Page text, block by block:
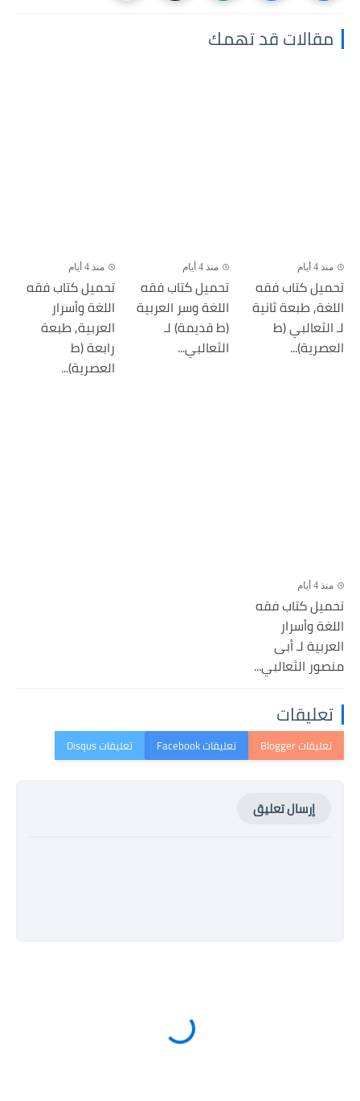
مقالات قد تهمك
منذ 4 أيام
تحميل كتاب فقه
اللغة, طبعة ثانية
لـ الثعالبي (ط
العصرية)...
منذ 4 أيام
تحميل كتاب فقه
اللغة وسر العربية
(ط قديمة) لـ
الثعالبي...
منذ 4 أيام
تحميل كتاب فقه
اللغة وأسرار
العربية, طبعة
رابعة (ط
العصرية)...
منذ 4 أيام
تحميل كتاب فقه
اللغة وأسرار
العربية لـ أبى
منصور الثعالبي...
تعليقات
إرسال تعليق